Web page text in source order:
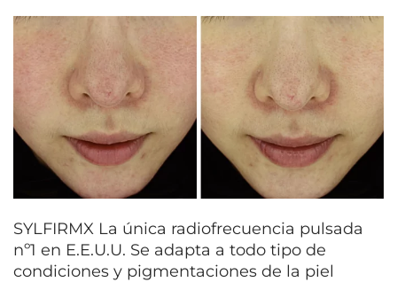
SYLFIRMX La única radiofrecuencia pulsada
nº1 en E.E.U.U. Se adapta a todo tipo de
condiciones y pigmentaciones de la piel